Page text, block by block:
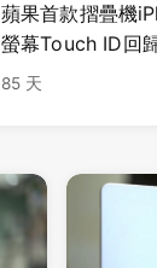
蘋果首款摺疊機
螢幕Touch ID回
85 天